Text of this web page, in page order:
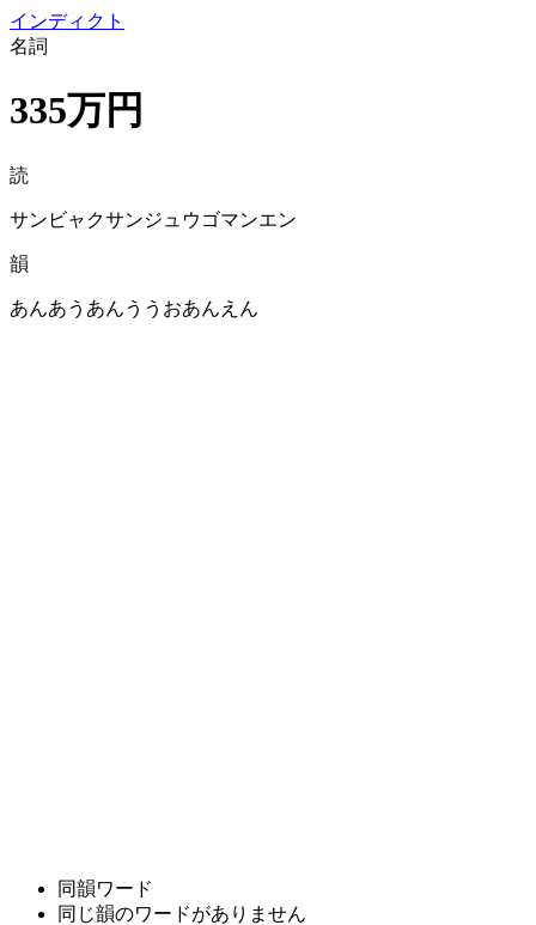
インディクト
名詞
335万円
読
サンビャクサンジュウゴマンエン
韻
あんあうあんううおあんえん
同韻ワード
同じ韻のワードがありません